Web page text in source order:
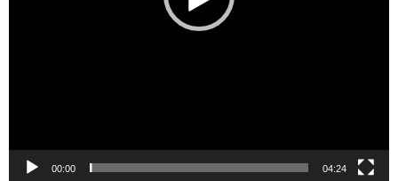
00:00 04:24